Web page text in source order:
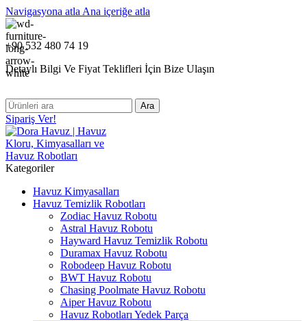
Navigasyona atla Ana içeriğe atla
+90 532 480 74 19
Detaylı Bilgi Ve Fiyat Teklifleri İçin Bize Ulaşın
Ara
Sipariş Ver!
Kategoriler
Havuz Kimyasalları
Havuz Temizlik Robotları
Zodiac Havuz Robotu
Astral Havuz Robotu
Hayward Havuz Temizlik Robotu
Duramax Havuz Robotu
Robodeep Havuz Robotu
BWT Havuz Robotu
Chasing Poolmate Havuz Robotu
Aiper Havuz Robotu
Havuz Robotları Yedek Parça